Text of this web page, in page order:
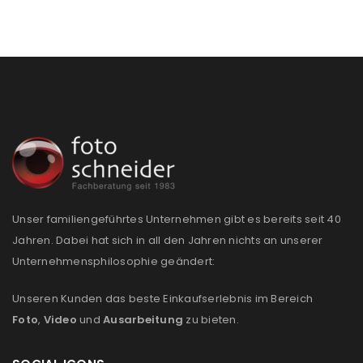
ANMELDEN
REGISTRIEREN
E-Mail-Adresse*
Unser familiengeführtes Unternehmen gibt es bereits seit 40
Jahren. Dabei hat sich in all den Jahren nichts an unserer
Unternehmensphilosophie geändert:
Unseren Kunden das beste Einkaufserlebnis im Bereich
Foto, Video und Ausarbeitung zu bieten.